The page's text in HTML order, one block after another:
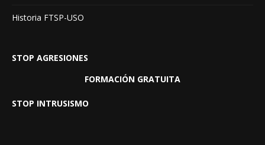
Historia FTSP-USO
STOP AGRESIONES
FORMACIÓN GRATUITA
STOP INTRUSISMO